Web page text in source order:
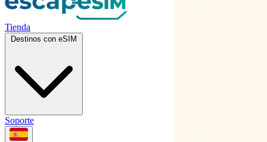
Tienda
Destinos con eSIM
Soporte